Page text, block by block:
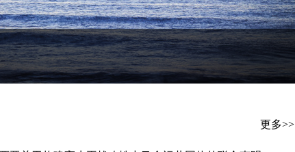
更多>>